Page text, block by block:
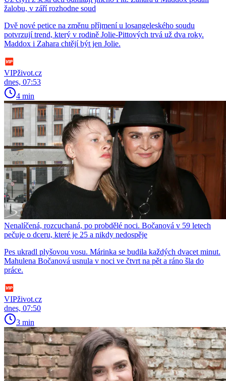
žalobu, v září rozhodne soud
Dvě nové petice na změnu příjmení u losangeleského soudu
potvrzují trend, který v rodině Jolie-Pittových trvá už dva roky.
Maddox i Zahara chtějí být jen Jolie.
VIPživot.cz
dnes, 07:53
4 min
Nenalíčená, rozcuchaná, po probdělé noci. Bočanová v 59 letech
pečuje o dceru, které je 25 a nikdy nedospěje
Pes ukradl plyšovou vosu. Márinka se budila každých dvacet minut.
Mahulena Bočanová usnula v noci ve čtvrt na pět a ráno šla do
práce.
VIPživot.cz
dnes, 07:50
3 min